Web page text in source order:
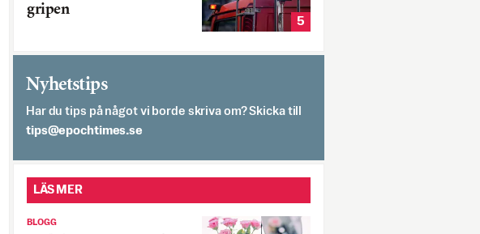
gripen
5
Nyhetstips
Har du tips på något vi borde skriva om? Skicka till
es.semithcope@spit
LÄS MER
BLOGG